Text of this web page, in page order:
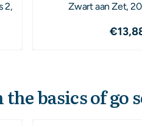
2,
Zwart aan Zet,
basics of go